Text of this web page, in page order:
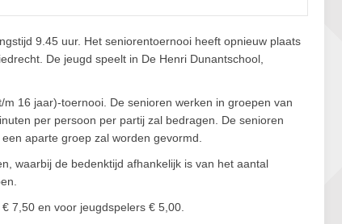
9.45 uur. Het seniorentoernooi heeft opnieuw plaats
De jeugd speelt in De Henri Dunantschool,
16 jaar)-toernooi. De senioren werken in groepen van
per persoon per partij zal bedragen. De senioren
aparte groep zal worden gevormd.
waarbij de bedenktijd afhankelijk is van het aantal
7,50 en voor jeugdspelers € 5,00.